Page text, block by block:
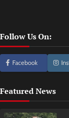
Follow Us On:
Facebook
Featured News